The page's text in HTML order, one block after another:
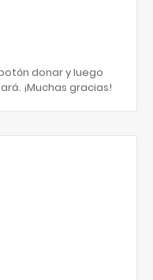
donar y luego
¡Muchas gracias!